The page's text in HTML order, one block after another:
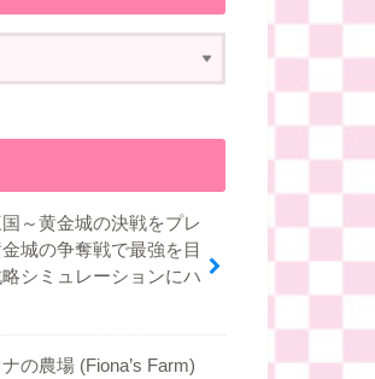
～黄金城の決戦をプレ
城の争奪戦で最強を目
シミュレーションにハ
の農場 (Fiona’s Farm)